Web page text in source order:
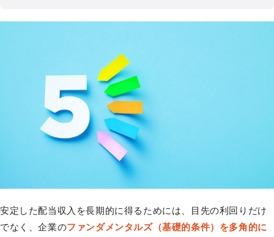
安定した配当収入を長期的に得るためには、目先の利回りだけ
でなく、企業のファンダメンタルズ（基礎的条件）を多角的に